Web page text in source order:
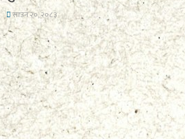
साउन २०, २०८३